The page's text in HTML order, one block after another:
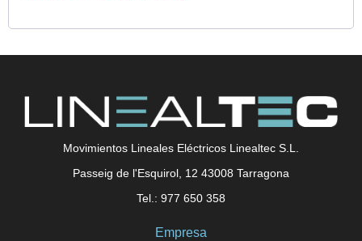
Movimientos Lineales Eléctricos Linealtec S.L.
Passeig de l'Esquirol, 12 43008 Tarragona
Tel.: 977 650 358
Empresa